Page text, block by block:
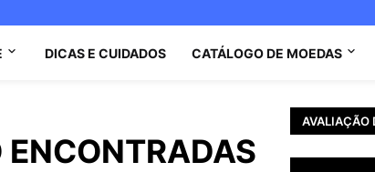
DICAS E CUIDADOS CATÁLOGO DE MOEDAS
AVALIAÇÃO